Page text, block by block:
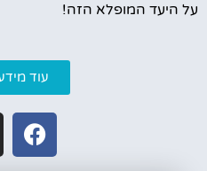
על היעד המופלא הזה!
עוד